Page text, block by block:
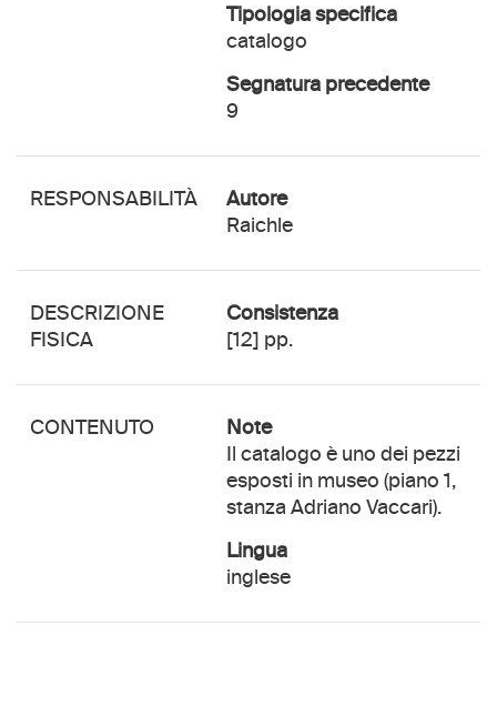
Tipologia specifica
catalogo
Segnatura precedente
9
RESPONSABILITÀ
autore
Raichle
DESCRIZIONE
FISICA
Consistenza
[12] pp.
CONTENUTO
Note
Il catalogo è uno dei pezzi
esposti in museo (piano 1,
stanza Adriano Vaccari).
lingua
inglese